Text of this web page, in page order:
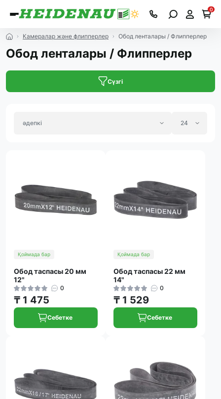
0
Камералар және флипперлер Обод ленталары / Флипперлер
Обод ленталары / Флипперлер
Сүзгі
Қоймада бар
Обод таспасы 20 мм
12"
0
₸ 1 475
Себетке
Қоймада бар
Обод таспасы 22 мм
14"
0
₸ 1 529
Себетке